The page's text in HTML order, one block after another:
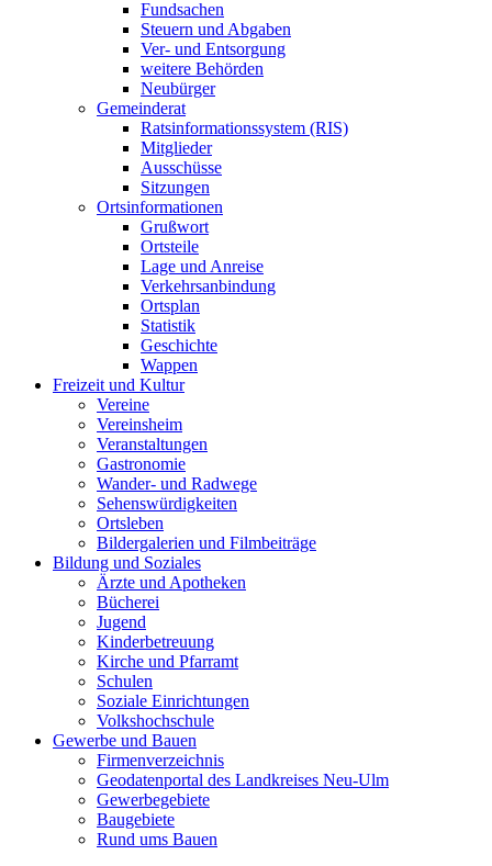
Fundsachen
Steuern und Abgaben
Ver- und Entsorgung
weitere Behörden
Neubürger
Gemeinderat
Ratsinformationssystem (RIS)
Mitglieder
Ausschüsse
Sitzungen
Ortsinformationen
Grußwort
Ortsteile
Lage und Anreise
Verkehrsanbindung
Ortsplan
Statistik
Geschichte
Wappen
Freizeit und Kultur
Vereine
Vereinsheim
Veranstaltungen
Gastronomie
Wander- und Radwege
Sehenswürdigkeiten
Ortsleben
Bildergalerien und Filmbeiträge
Bildung und Soziales
Ärzte und Apotheken
Bücherei
Jugend
Kinderbetreuung
Kirche und Pfarramt
Schulen
Soziale Einrichtungen
Volkshochschule
Gewerbe und Bauen
Firmenverzeichnis
Geodatenportal des Landkreises Neu-Ulm
Gewerbegebiete
Baugebiete
Rund ums Bauen